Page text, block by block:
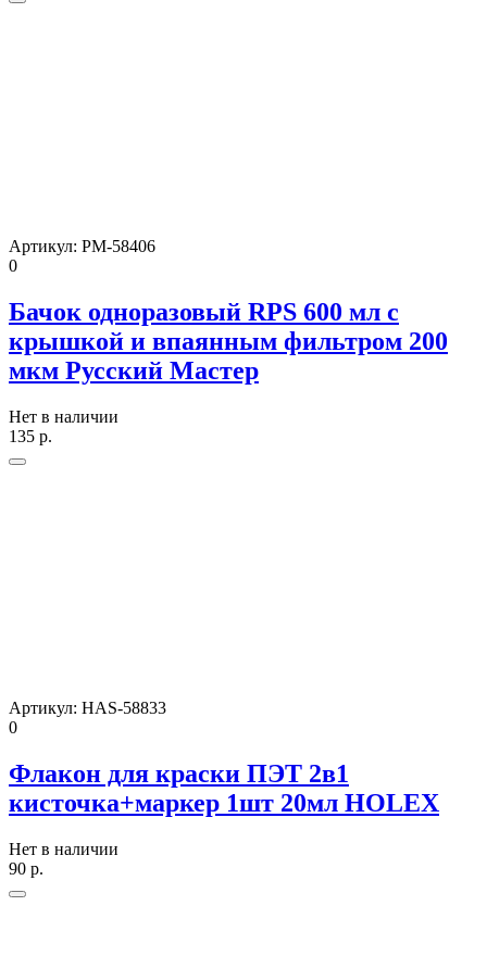
Артикул: РМ-58406
0
Бачок одноразовый RPS 600 мл с
крышкой и впаянным фильтром 200
мкм Русский Мастер
Нет в наличии
135 р.
Артикул: HAS-58833
0
Флакон для краски ПЭТ 2в1
кисточка+маркер 1шт 20мл HOLEX
Нет в наличии
90 р.